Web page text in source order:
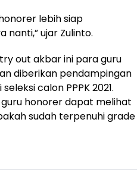
lebih siap
nanti,” ujar Zulinto.
out akbar ini para guru
diberikan pendampingan
calon PPPK 2021.
honorer dapat melihat
sudah terpenuhi grade